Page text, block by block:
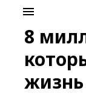
content
menu
8